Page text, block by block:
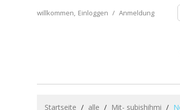
willkommen, Einloggen / Anmeldung
Startseite / alle / Mit- subishihmi /